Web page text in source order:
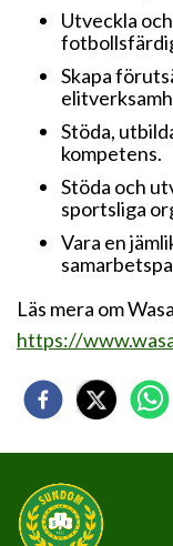
Utveckla
Skapa
Stöda,
kompetens.
Stöda och
sportsliga
Vara en
Läs mera om
https://